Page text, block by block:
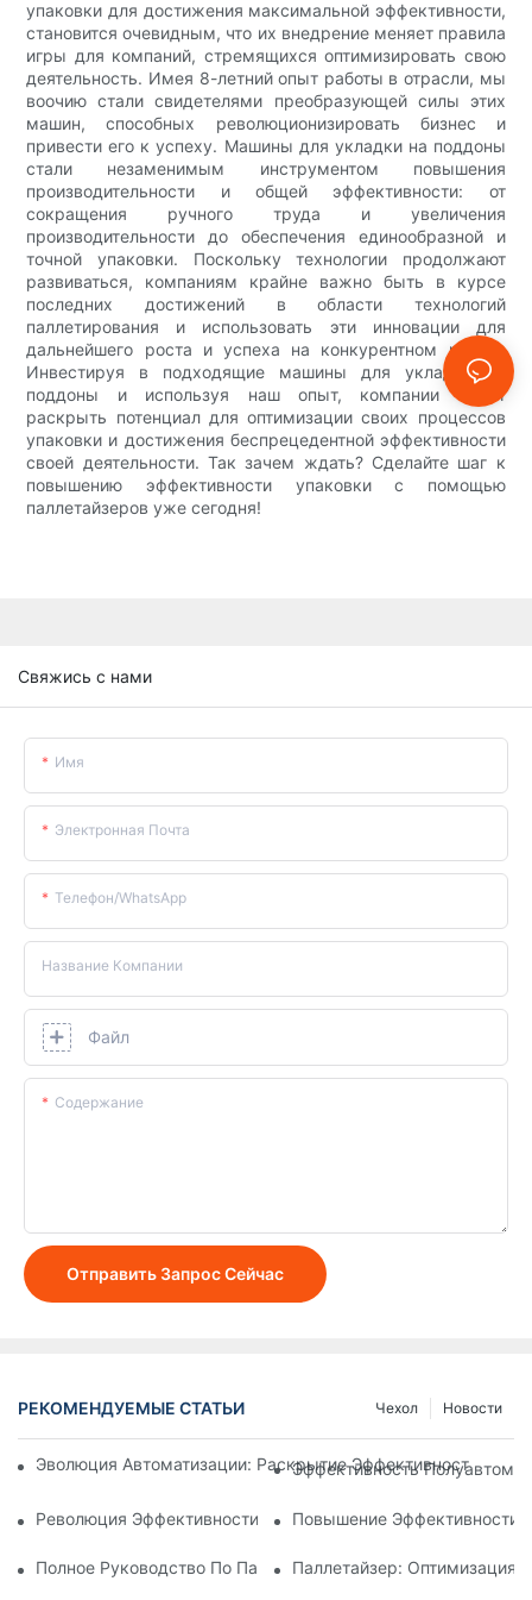
упаковки для достижения максимальной эффективности,
становится очевидным, что их внедрение меняет правила
игры для компаний, стремящихся оптимизировать свою
деятельность. Имея 8-летний опыт работы в отрасли, мы
воочию стали свидетелями преобразующей силы этих
машин, способных революционизировать бизнес и
привести его к успеху. Машины для укладки на поддоны
стали незаменимым инструментом повышения
производительности и общей эффективности: от
сокращения ручного труда и увеличения
производительности до обеспечения единообразной и
точной упаковки. Поскольку технологии продолжают
развиваться, компаниям крайне важно быть в курсе
последних достижений в области технологий
паллетирования и использовать эти инновации для
дальнейшего роста и успеха на конкурентном рынке.
Инвестируя в подходящие машины для укладки на
поддоны и используя наш опыт, компании могут
раскрыть потенциал для оптимизации своих процессов
упаковки и достижения беспрецедентной эффективности
своей деятельности. Так зачем ждать? Сделайте шаг к
повышению эффективности упаковки с помощью
паллетайзеров уже сегодня!
Свяжись с нами
Имя
Электронная Почта
Телефон/WhatsApp
Название Компании
Файл
Содержание
Отправить Запрос Сейчас
РЕКОМЕНДУЕМЫЕ СТАТЬИ Новости
Чехол
Эволюция Автоматизации: Раскрытие Эффективности &
Эффективность
Революция Эффективности: Раскрытие Возможностей
Повышение
Полное Руководство По Паллетайзерам Для Бутылок:
Паллетайзер: Оптимизация